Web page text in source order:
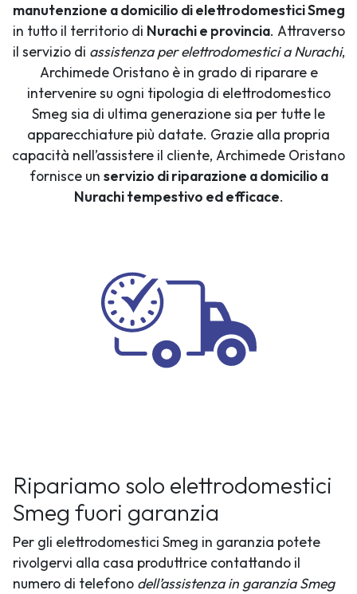
manutenzione a domicilio di elettrodomestici Smeg
in tutto il territorio di Nurachi e provincia. Attraverso
il servizio di assistenza per elettrodomestici a Nurachi,
Archimede Oristano è in grado di riparare e
intervenire su ogni tipologia di elettrodomestico
Smeg sia di ultima generazione sia per tutte le
apparecchiature più datate. Grazie alla propria
capacità nell’assistere il cliente, Archimede Oristano
fornisce un servizio di riparazione a domicilio a
Nurachi tempestivo ed efficace.
Ripariamo solo elettrodomestici
Smeg fuori garanzia
Per gli elettrodomestici Smeg in garanzia potete
rivolgervi alla casa produttrice contattando il
numero di telefono dell’assistenza in garanzia Smeg